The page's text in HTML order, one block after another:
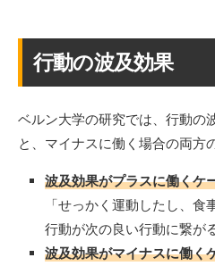
行動の波及効果
ベルン大学の研究では、行動の
と、マイナスに働く場合の両方
波及効果がプラスに働くケ
「せっかく運動したし、食
行動が次の良い行動に繋が
波及効果がマイナスに働く